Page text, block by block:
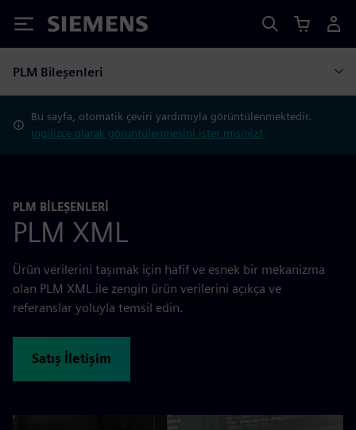
Siemens
PLM Bileşenleri
Bu sayfa, otomatik çeviri yardımıyla görüntülenmektedir.
İngilizce olarak görüntülenmesini ister misiniz?
PLM BİLEŞENLERİ
PLM XML
Ürün verilerini taşımak için hafif ve esnek bir mekanizma
olan PLM XML ile zengin ürün verilerini açıkça ve
referanslar yoluyla temsil edin.
Satış İletişim